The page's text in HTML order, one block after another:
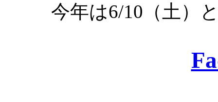
今年は6/10（土）